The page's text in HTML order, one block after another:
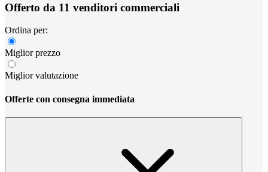
Offerto da 11 venditori commerciali
Ordina per:
Miglior prezzo
Miglior valutazione
Offerte con consegna immediata